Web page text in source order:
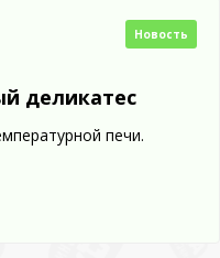
Новость
деликатес
печи.